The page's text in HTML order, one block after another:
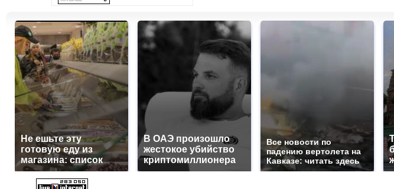
Не ешьте эту
готовую еду из
магазина: список
В ОАЭ произошло
жестокое убийство
криптомиллионера
Все новости по
падению вертолета на
Кавказе: читать здесь